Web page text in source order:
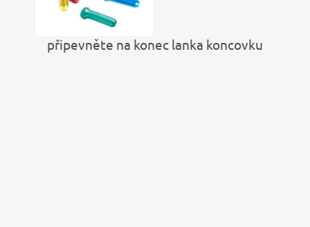
připevněte na konec lanka koncovku